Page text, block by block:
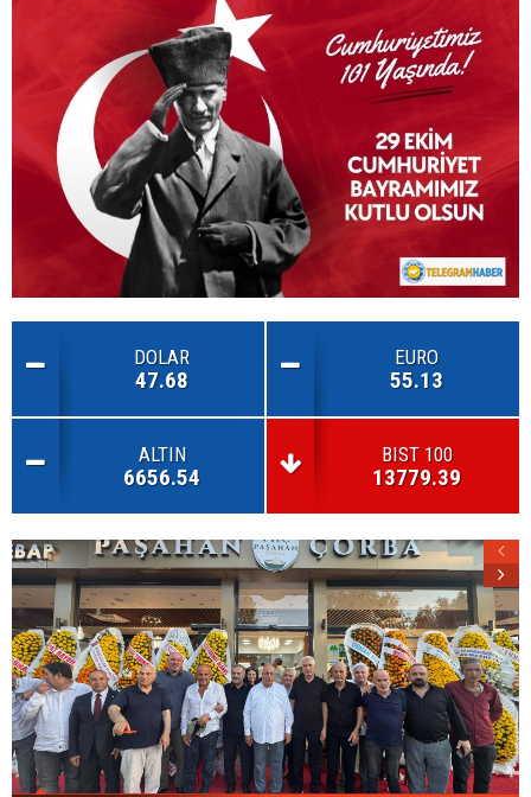
DOLAR
47.68
EURO
55.13
ALTIN
6656.54
BIST 100
13779.39